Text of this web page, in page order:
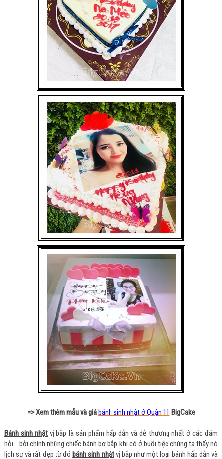
=> Xem thêm mẫu và giábánh sinh nhật ở Quận 11 BigCake
Bánh sinh nhật vị bắp là sản phẩm hấp dẫn và dễ thương nhất ở các đám
hỏi… bởi chính những chiếc bánh bơ bắp khi có ở buổi tiệc chúng ta thấy nó
lịch sự và rất đẹp từ đó bánh sinh nhậtvị bắp như một loại bánh hấp dẫn và